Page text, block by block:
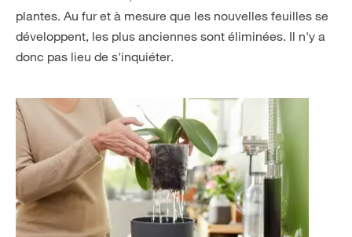
plantes. Au fur et à mesure que les nouvelles feuilles se
développent, les plus anciennes sont éliminées. Il n'y a
donc pas lieu de s'inquiéter.